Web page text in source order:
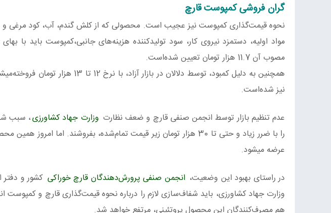
گران‌ فروشی کمپوست قارچ
نحوه قیمت‌گذاری کمپوست نیز عجیب است. محصولی که از کلش گندم، آب، کود مرغی و
مصوب آن 11.7 هزار تومان تعیین شده‌است.
همچنین به دلیل کمبود، توسط دلالان در
نیز شده‌است.
عدم تنظیم بازار توسط انجمن صنفی قارچ و ضعف نظارت وزارت جهاد کشاورزی، سبب
عرضه میشود.
در راستای بهبود این وضعیت، انجمن صنفی پرورش‌دهندگان قارچ خوراکی کشور و دفتر
وزارت جهاد کشاورزی، باید شفاف‌سازی لازم را درباره نحوه قیمت‌گذاری قارچ و
هم مصرف‌کنندگان این محصول پروتئینی، مرتفع خواهد شد.